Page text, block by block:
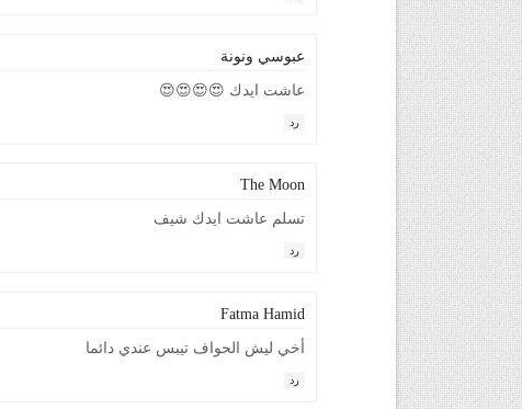
عبوسي ونونة
عاشت ايدك 😍😍😍😍
رد
The Moon
تسلم عاشت ايدك شيف
رد
Fatma Hamid
أخي ليش الحواف تيبس عندي دائما
رد